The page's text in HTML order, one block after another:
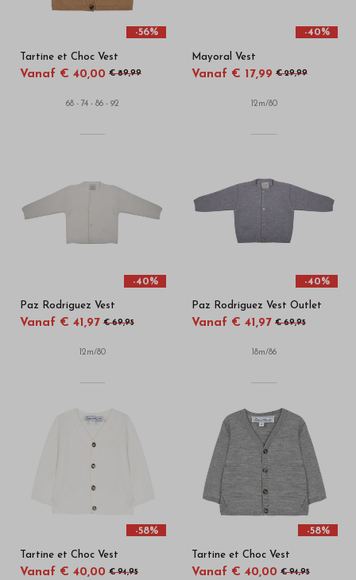
-56%
Tartine et Choc Vest
Vanaf € 40,00 € 89,99
68 - 74 - 86 - 92
-40%
Mayoral Vest
Vanaf € 17,99 € 29,99
12m/80
-40%
Paz Rodriguez Vest
Vanaf € 41,97 € 69,95
12m/80
-40%
Paz Rodriguez Vest Outlet
Vanaf € 41,97 € 69,95
18m/86
-58%
Tartine et Choc Vest
Vanaf € 40,00 € 94,95
-58%
Tartine et Choc Vest
Vanaf € 40,00 € 94,95